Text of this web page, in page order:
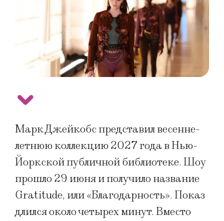
Марк Джейкобс представил весенне-
летнюю коллекцию 2027 года в Нью-
Йоркской публичной библиотеке. Шоу
прошло 29 июня и получило название
Gratitude, или «Благодарность». Показ
длился около четырех минут. Вместо